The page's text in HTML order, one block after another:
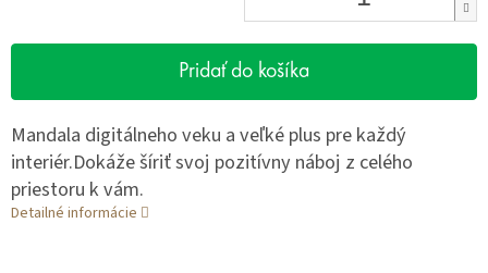
Pridať do košíka
Mandala digitálneho veku a veľké plus pre každý
interiér.Dokáže šíriť svoj pozitívny náboj z celého
priestoru k vám.
Detailné informácie